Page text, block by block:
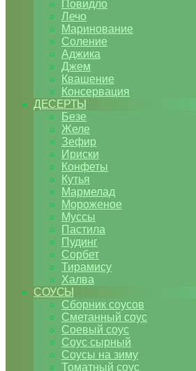
Повидло
Лечо
Маринование
Соление
Аджика
Джем
Квашение
Консервация
ДЕСЕРТЫ
Безе
Желе
Зефир
Ириски
Конфеты
Кутья
Мармелад
Мороженое
Муссы
Пастила
Пудинг
Сорбет
Тирамису
Халва
СОУСЫ
Сборник соусов
Сметанный соус
Соевый соус
Соус сырный
Соусы на зиму
Томатный соус